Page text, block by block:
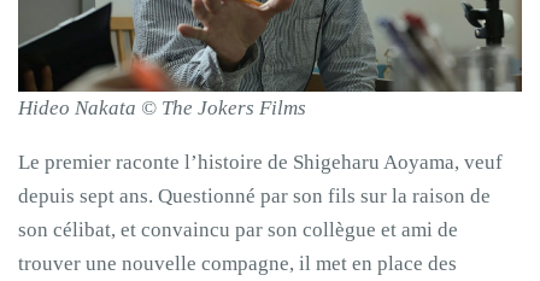
Hideo Nakata © The Jokers Films
Le premier raconte l’histoire de Shigeharu Aoyama, veuf
depuis sept ans. Questionné par son fils sur la raison de
son célibat, et convaincu par son collègue et ami de
trouver une nouvelle compagne, il met en place des